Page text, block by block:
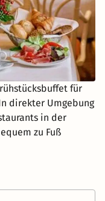
für
direkter Umgebung
in der
zu Fuß